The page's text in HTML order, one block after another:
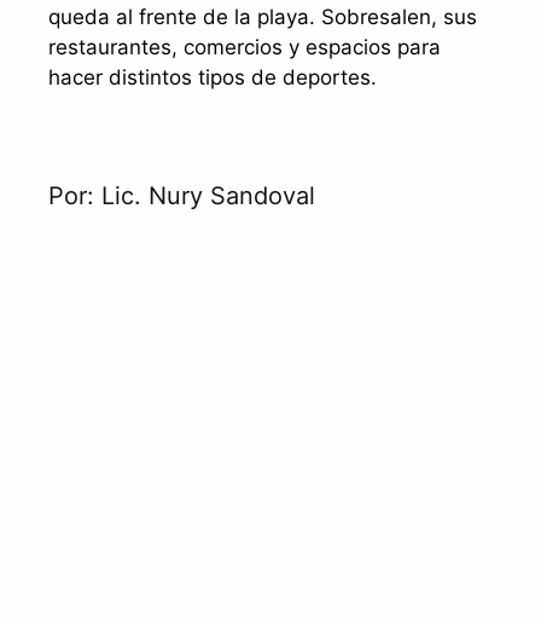
queda al frente de la playa. Sobresalen, sus
restaurantes, comercios y espacios para
hacer distintos tipos de deportes.
Por: Lic. Nury Sandoval